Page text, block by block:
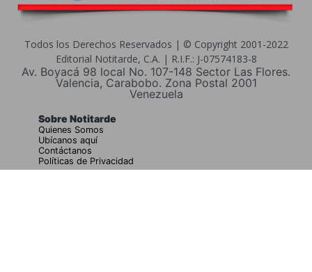
Todos los Derechos Reservados | © Copyright 2001-2022
Editorial Notitarde, C.A. | R.I.F.: J-07574183-8
Av. Boyacá 98 local No. 107-148 Sector Las Flores.
Valencia, Carabobo. Zona Postal 2001
Venezuela
Sobre Notitarde
Quienes Somos
Ubícanos aquí
Contáctanos
Políticas de Privacidad